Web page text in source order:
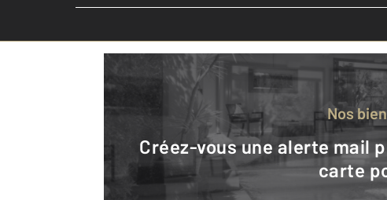
Nos
Créez-vous une alerte mail pour être averti quand une annonce est en ligne et consultez la
carte